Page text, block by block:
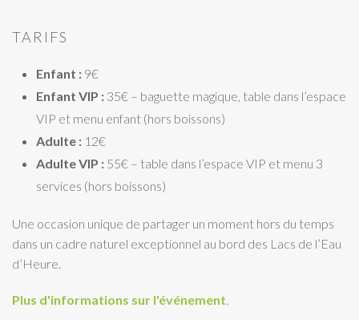
TARIFS
Enfant : 9€
Enfant VIP : 35€ – baguette magique, table dans l’espace
VIP et menu enfant (hors boissons)
Adulte : 12€
Adulte VIP : 55€ – table dans l’espace VIP et menu 3
services (hors boissons)
Une occasion unique de partager un moment hors du temps
dans un cadre naturel exceptionnel au bord des Lacs de l’Eau
d’Heure.
Plus d'informations sur l'événement